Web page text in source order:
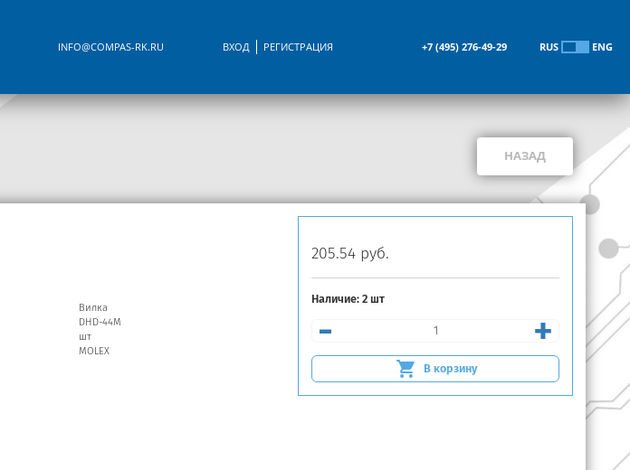
INFO@COMPAS-RK.RU ВХОД РЕГИСТРАЦИЯ +7 (495) 276-49-29 RUS ENG
Вилка
DHD-44M
шт
MOLEX
205.54 руб.
Наличие: 2 шт
- +
В корзину
НАЗАД